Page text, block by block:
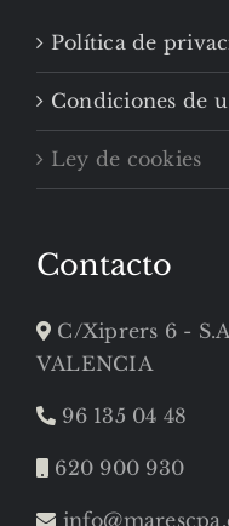
Política de
Condiciones de
Ley de cookies
Contacto
C/Xiprers 6 -
VALENCIA
96 135 04 48
620 900 930